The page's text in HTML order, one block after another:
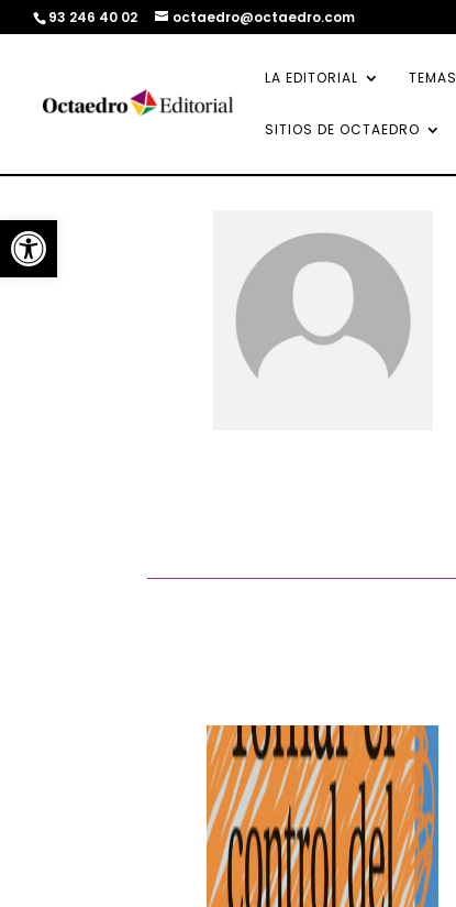
Abrir barra de herramientas
93 246 40 02 octaedro@octaedro.com
LA EDITORIAL TEMAS
SITIOS DE OCTAEDRO